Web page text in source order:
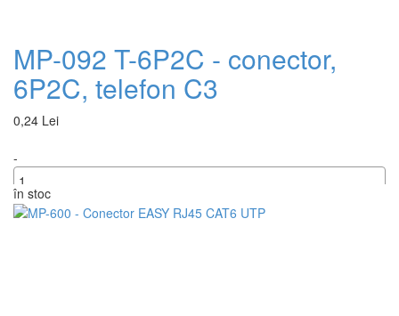
MP-092 T-6P2C - conector,
6P2C, telefon C3
0,24 Lei
-
+
în stoc